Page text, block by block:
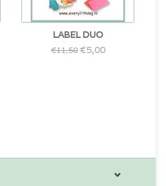
LABEL DUO
€11,50€5,00